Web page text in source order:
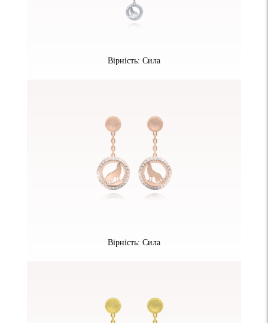
Вірність: Сила
Вірність: Сила